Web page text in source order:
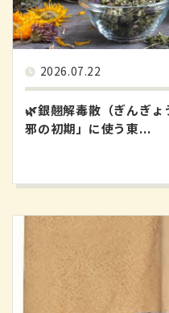
2026.07.22
🌿銀翹解毒散（ぎんぎ
邪の初期」に使う東...